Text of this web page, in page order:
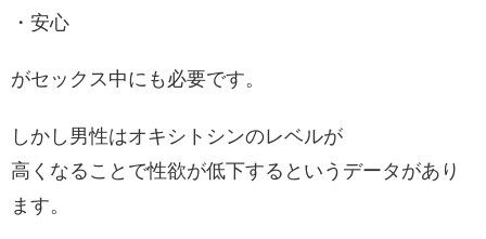
・安心
がセックス中にも必要です。
しかし男性はオキシトシンのレベルが
高くなることで性欲が低下するというデータがあり
ます。